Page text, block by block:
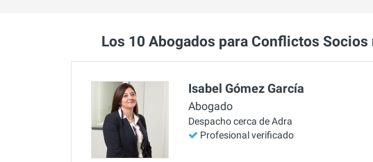
Los 10 Abogados para Conflictos
Isabel Gómez García
Abogado
Despacho cerca de Adra
Profesional verificado